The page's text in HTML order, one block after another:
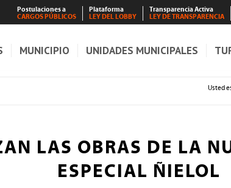
Postulaciones a
CARGOS PÚBLICOS
Plataforma
LEY DEL LOBBY
Transparencia Activa
LEY DE TRANSPARENCIA
MUNICIPIO UNIDADES MUNICIPALES
Usted
LAS OBRAS DE LA
ESPECIAL ÑIELOL